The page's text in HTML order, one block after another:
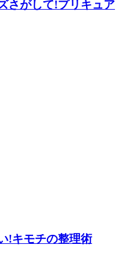
さがして!プリキュア
!キモチの整理術